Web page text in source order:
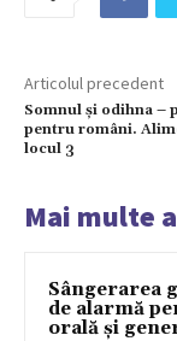
Articolul precedent
Somnul și odihna –
pentru români.
locul 3
Mai multe
Sângerarea
de alarmă
orală și